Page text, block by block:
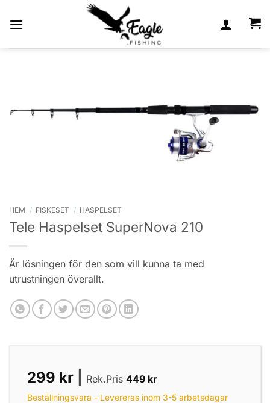
HEM / FISKESET / HASPELSET
Tele Haspelset SuperNova 210
Är lösningen för den som vill kunna ta med
utrustningen överallt.
299 kr Rek.Pris 449 kr
Beställningsvara - Levereras inom 3-5 arbetsdagar